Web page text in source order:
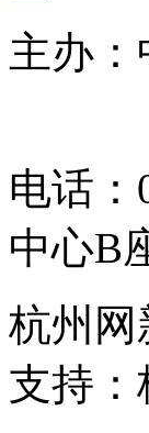
主办
电话：
中心B
杭州网
支持